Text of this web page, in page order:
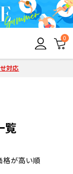
0
対応
覧
格が高い順